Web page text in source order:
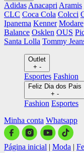
Adidas Anacapri Aramis
CLC Coca Cola Colcci
Ipanema Kenner Modare
Balance Osklen OUS
Santa Lolla Tommy
Outlet
+ -
Esportes Fashion
Feliz Dia dos Pais
+ -
Fashion Esportes
Minha conta Whatsapp
Página inicial | Moda |